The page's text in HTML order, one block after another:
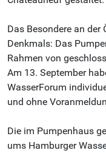
Das Besondere an
Denkmals: Das
Rahmen von
Am 13. September
WasserForum
und ohne
Die im Pumpenhaus
ums Hamburger